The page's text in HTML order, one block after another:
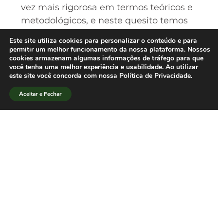
vez mais rigorosa em termos teóricos e
metodológicos, e neste quesito temos
grandes e muitos, mas a SBPJor tem
um papel crucial de liderança, e
estamos todos trabalhando para o
amadurecimento do nosso campo.
[/lang_pt]
Este site utiliza cookies para personalizar o conteúdo e para
permitir um melhor funcionamento da nossa plataforma. Nossos
cookies armazenam algumas informações de tráfego para que
você tenha uma melhor experiência e usabilidade. Ao utilizar
este site você concorda com nossa Política de Privacidade.
Aceitar e Fechar